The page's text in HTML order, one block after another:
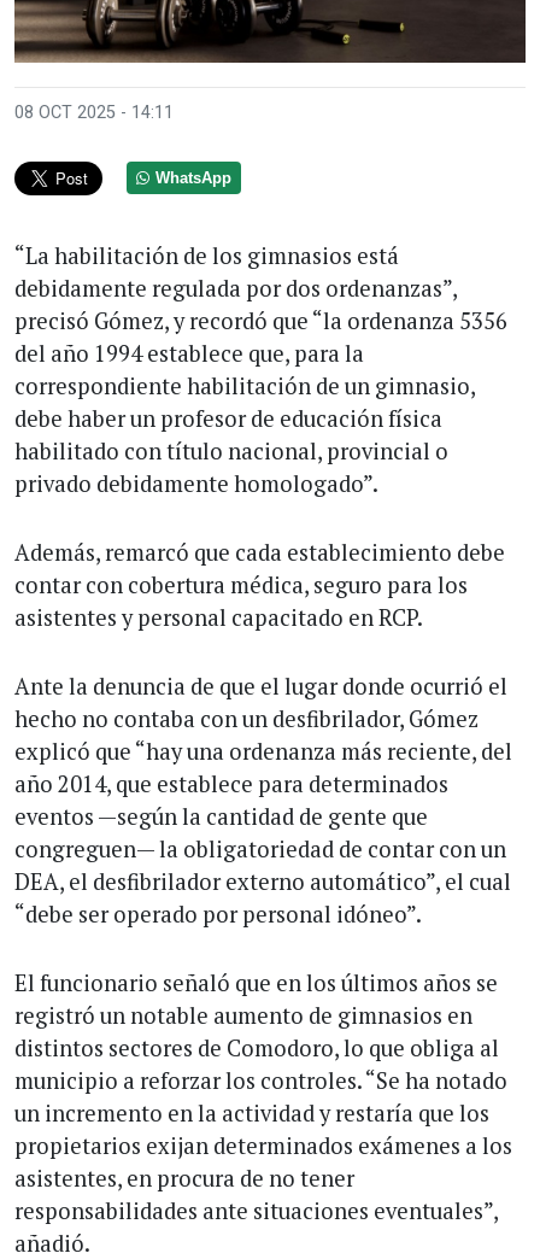
08 OCT 2025 - 14:11
WhatsApp
“La habilitación de los gimnasios está
debidamente regulada por dos ordenanzas”,
precisó Gómez, y recordó que “la ordenanza 5356
del año 1994 establece que, para la
correspondiente habilitación de un gimnasio,
debe haber un profesor de educación física
habilitado con título nacional, provincial o
privado debidamente homologado”.
Además, remarcó que cada establecimiento debe
contar con cobertura médica, seguro para los
asistentes y personal capacitado en RCP.
Ante la denuncia de que el lugar donde ocurrió el
hecho no contaba con un desfibrilador, Gómez
explicó que “hay una ordenanza más reciente, del
año 2014, que establece para determinados
eventos —según la cantidad de gente que
congreguen— la obligatoriedad de contar con un
DEA, el desfibrilador externo automático”, el cual
“debe ser operado por personal idóneo”.
El funcionario señaló que en los últimos años se
registró un notable aumento de gimnasios en
distintos sectores de Comodoro, lo que obliga al
municipio a reforzar los controles. “Se ha notado
un incremento en la actividad y restaría que los
propietarios exijan determinados exámenes a los
asistentes, en procura de no tener
responsabilidades ante situaciones eventuales”,
añadió.